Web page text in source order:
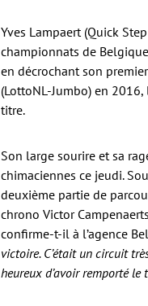
Yves Lampaert (Quick
championnats de
en décrochant son
(LottoNL-Jumbo) en
titre.
Son large sourire et sa
chimaciennes ce jeudi.
deuxième partie de
chrono Victor
confirme-t-il à l’agence
victoire. C’était un circuit
heureux d’avoir remporté le